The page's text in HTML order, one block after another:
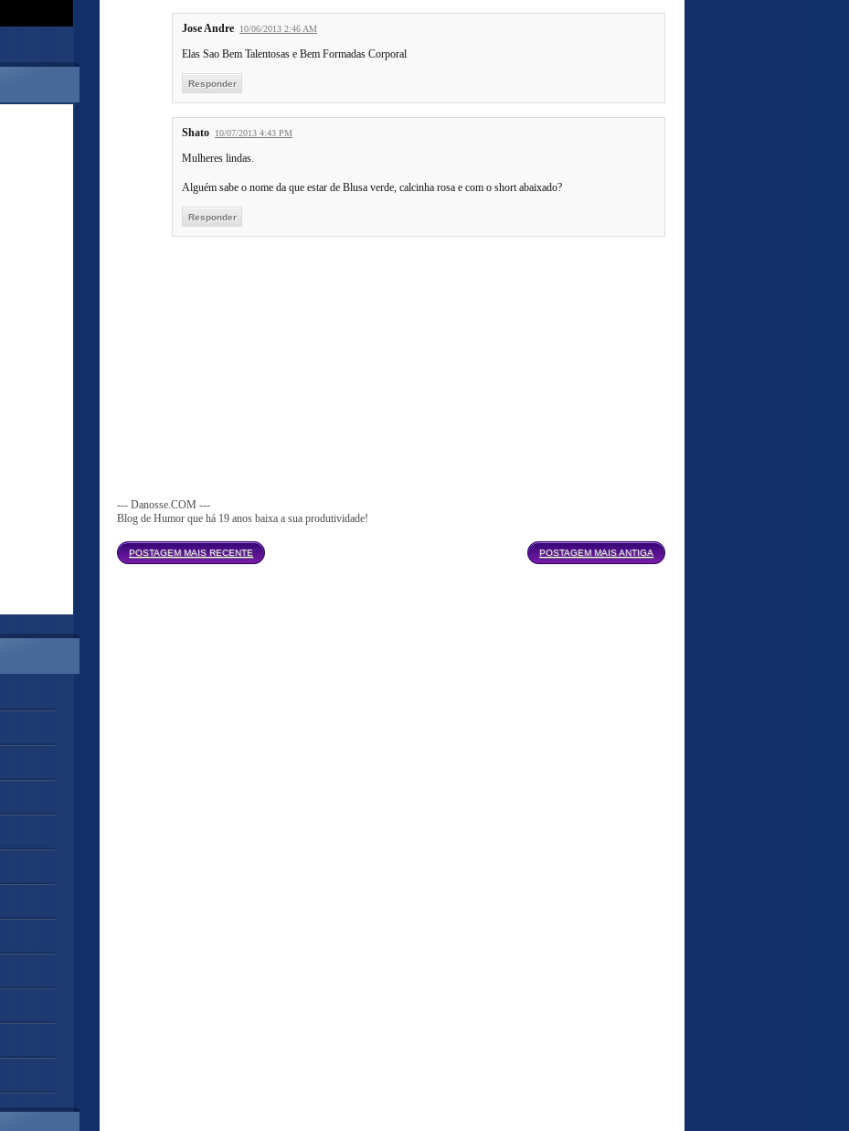
Jose Andre 10/06/2013 2:46 AM
Elas Sao Bem Talentosas e Bem Formadas Corporal
Responder
Shato 10/07/2013 4:43 PM
Mulheres lindas.
Alguém sabe o nome da que estar de Blusa verde, calcinha rosa e com o short abaixado?
Responder
--- Danosse.COM ---
Blog de Humor que há 19 anos baixa a sua produtividade!
POSTAGEM MAIS RECENTE POSTAGEM MAIS ANTIGA